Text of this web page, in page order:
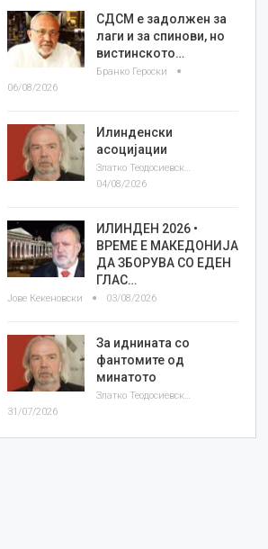
СДСМ е задолжен за
лаги и за спинови, но
вистинското…
Бранко Героски
06/08/2026
Илинденски
асоцијации
Златко Теодосиевски
04/08/2026
ИЛИНДЕН 2026 •
ВРЕМЕ Е МАКЕДОНИЈА
ДА ЗБОРУВА СО ЕДЕН
ГЛАС…
Јове Кекеновски 03/08/2026
За иднината со
фантомите од
минатото
Златко Теодосиевски
31/07/2026